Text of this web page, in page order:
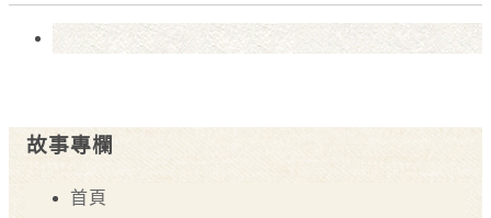
故事專欄
首頁